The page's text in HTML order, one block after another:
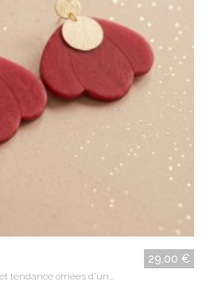
29,00 €
tendance ornées d'un...